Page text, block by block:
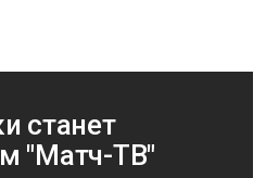
станет
"Матч-ТВ"